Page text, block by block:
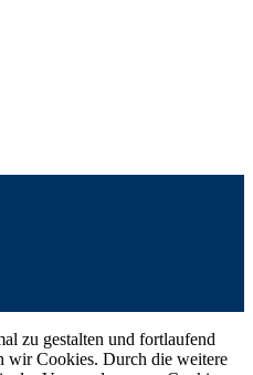
zu gestalten und fortlaufend
wir Cookies. Durch die weitere